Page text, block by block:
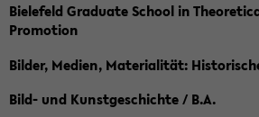
Bielefeld Graduate School in
Promotion
Bilder, Medien, Materialität:
Bild- und Kunstgeschichte / B.A.